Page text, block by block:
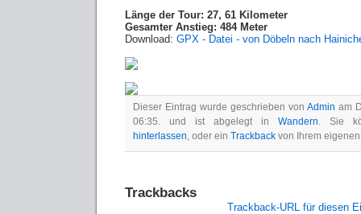
Länge der Tour: 27, 61 Kilometer
Gesamter Anstieg: 484 Meter
Download: GPX - Datei - von Döbeln nach
Dieser Eintrag wurde geschrieben von Admin am
06:35. und ist abgelegt in Wandern. Sie
hinterlassen, oder ein Trackback von Ihrem
Trackbacks
Trackback-URL für diesen